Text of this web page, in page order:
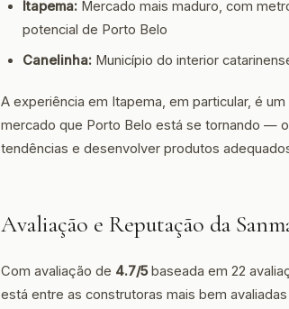
Itapema: Mercado mais maduro, com
potencial de Porto Belo
Canelinha: Município do interior
A experiência em Itapema, em particular, é
mercado que Porto Belo está se tornando —
tendências e desenvolver produtos
Avaliação e Reputação da
Com avaliação de 4.7/5baseada em 22
está entre as construtoras mais bem